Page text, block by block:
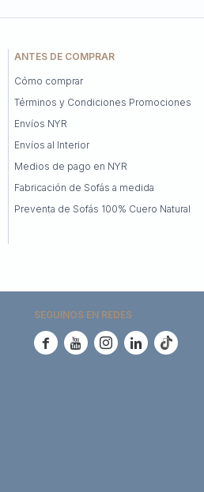
ANTES DE COMPRAR
Cómo comprar
Términos y Condiciones Promociones
Envíos NYR
Envíos al Interior
Medios de pago en NYR
Fabricación de Sofás a medida
Preventa de Sofás 100% Cuero Natural
SEGUINOS EN REDES
    